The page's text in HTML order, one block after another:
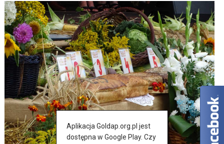
Aplikacja Goldap.org.pl jest
dostępna w Google Play. Czy